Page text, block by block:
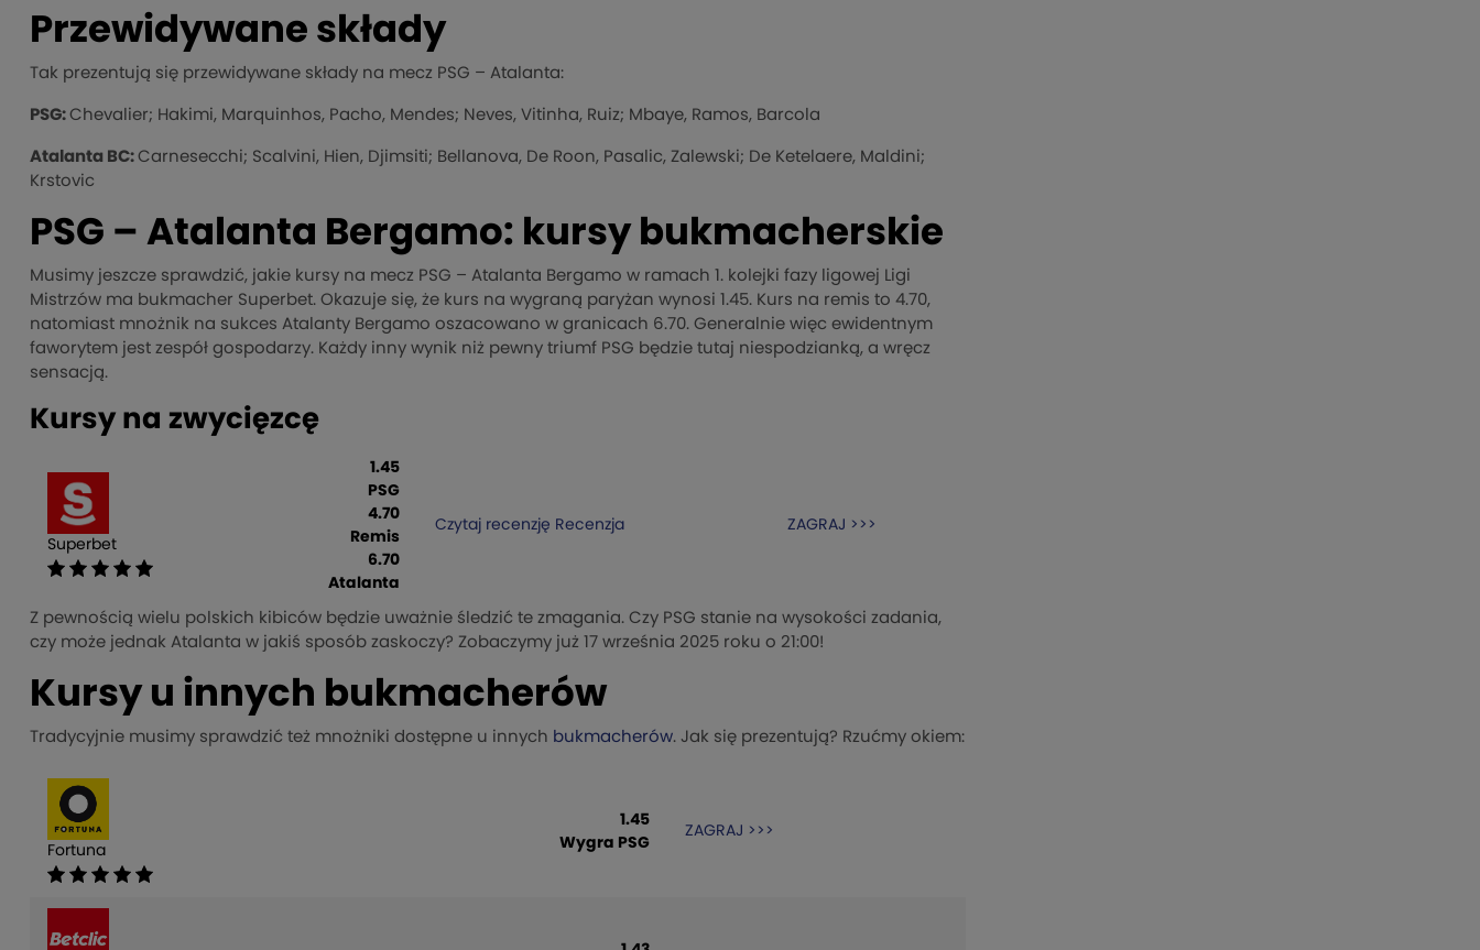
Przewidywane składy
Tak prezentują się przewidywane składy na mecz PSG – Atalanta:
PSG: Chevalier; Hakimi, Marquinhos, Pacho, Mendes; Neves, Vitinha, Ruiz; Mbaye, Ramos, Barcola
Atalanta BC: Carnesecchi; Scalvini, Hien, Djimsiti; Bellanova, De Roon, Pasalic, Zalewski; De Ketelaere, Maldini;
Krstovic
PSG – Atalanta Bergamo: kursy bukmacherskie
Musimy jeszcze sprawdzić, jakie kursy na mecz PSG – Atalanta Bergamo w ramach 1. kolejki fazy ligowej Ligi
Mistrzów ma bukmacher Superbet. Okazuje się, że kurs na wygraną paryżan wynosi 1.45. Kurs na remis to 4.70,
natomiast mnożnik na sukces Atalanty Bergamo oszacowano w granicach 6.70. Generalnie więc ewidentnym
faworytem jest zespół gospodarzy. Każdy inny wynik niż pewny triumf PSG będzie tutaj niespodzianką, a wręcz
sensacją.
Kursy na zwycięzcę
Superbet
1.45
PSG
4.70
Remis
6.70
Atalanta
Czytaj recenzję Recenzja ZAGRAJ >>>
Z pewnością wielu polskich kibiców będzie uważnie śledzić te zmagania. Czy PSG stanie na wysokości zadania,
czy może jednak Atalanta w jakiś sposób zaskoczy? Zobaczymy już 17 września 2025 roku o 21:00!
Kursy u innych bukmacherów
Tradycyjnie musimy sprawdzić też mnożniki dostępne u innych bukmacherów. Jak się prezentują? Rzućmy okiem:
Fortuna
1.45
Wygra PSG
ZAGRAJ >>>